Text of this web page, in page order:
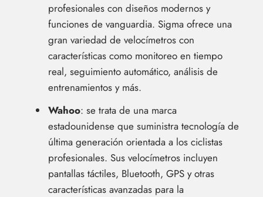
profesionales con diseños modernos y
funciones de vanguardia. Sigma ofrece una
gran variedad de velocímetros con
características como monitoreo en tiempo
real, seguimiento automático, análisis de
entrenamientos y más.
Wahoo: se trata de una marca
estadounidense que suministra tecnología de
última generación orientada a los ciclistas
profesionales. Sus velocímetros incluyen
pantallas táctiles, Bluetooth, GPS y otras
características avanzadas para la